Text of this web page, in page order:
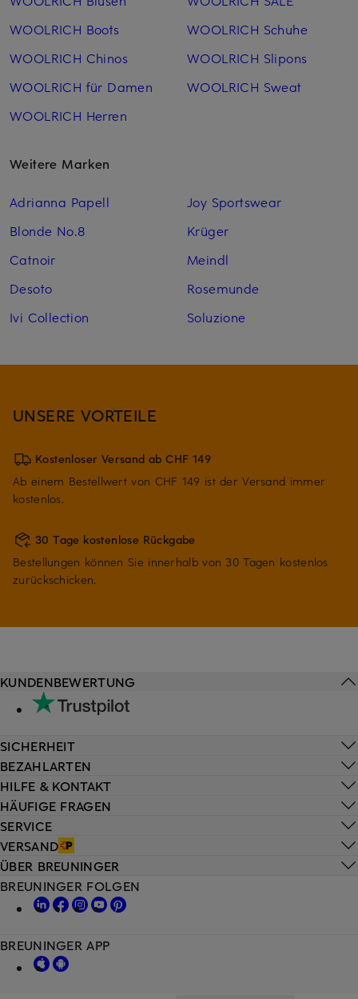
WOOLRICH Boots
WOOLRICH Chinos
WOOLRICH für Damen
WOOLRICH Herren
WOOLRICH Schuhe
WOOLRICH Slipons
WOOLRICH Sweat
Weitere Marken
Adrianna Papell
Blonde No.8
Catnoir
Desoto
Ivi Collection
Joy Sportswear
Krüger
Meindl
Rosemunde
Soluzione
UNSERE VORTEILE
Kostenloser Versand ab CHF 149
Ab einem Bestellwert von CHF 149 ist der Versand immer
kostenlos.
30 Tage kostenlose Rückgabe
Bestellungen können Sie innerhalb von 30 Tagen kostenlos
zurückschicken.
HILFE & KONTAKT
HÄUFIGE FRAGEN
SERVICE
VERSAND
KUNDENBEWERTUNG
SICHERHEIT
BEZAHLARTEN
ÜBER BREUNINGER
BREUNINGER FOLGEN
BREUNINGER APP